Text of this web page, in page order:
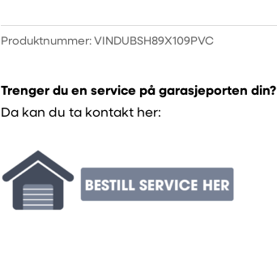
PVC
sprosser
antall
Produktnummer:VINDUBSH89X109PVC
Trenger du en service på garasjeporten din?
Da kan du ta kontakt her: